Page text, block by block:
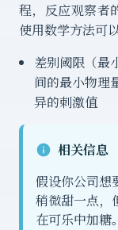
程，反应观察者
使用数学方法可
差别阈限（最
间的最小物理
异的刺激值
相关信息
假设你公司想
稍微甜一点，
在可乐中加糖。